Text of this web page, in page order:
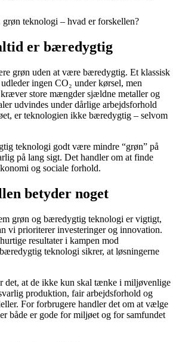
teknologi – hvad er forskellen?
er bæredygtig
grøn uden at være bæredygtig. Et klassisk
ingen CO₂ under kørsel, men
store mængder sjældne metaller og
udvindes under dårlige arbejdsforhold
er teknologien ikke bæredygtig – selvom
teknologi godt være mindre “grøn” på
på lang sigt. Det handler om at finde
og sociale forhold.
betyder noget
grøn og bæredygtig teknologi er vigtigt,
vi prioriterer investeringer og innovation.
resultater i kampen mod
teknologi sikrer, at løsningerne
det, at de ikke kun skal tænke i miljøvenlige
produktion, fair arbejdsforhold og
For forbrugere handler det om at vælge
både er gode for miljøet og for samfundet